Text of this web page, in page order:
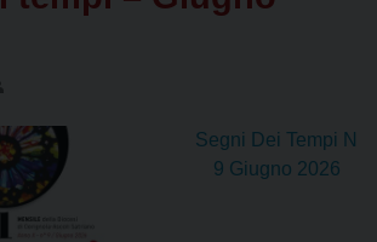
Segni Dei Tempi N
9 Giugno 2026